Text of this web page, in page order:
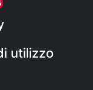
utilizzo